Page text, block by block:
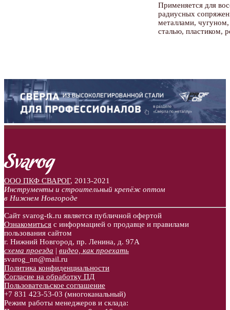
Применяется для
радиусных
металлами,
сталью, пластиком,
ООО ПКФ СВАРОГ, 2013-2021
Инструменты и строительный крепёж оптом
в Нижнем Новгороде
Сайт svarog-tk.ru является публичной офертой
Ознакомиться с информацией о продавце и правилами
пользования сайтом
г. Нижний Новгород, пр. Ленина, д. 97А
схема проезда | видео, как проехать
svarog_nn@mail.ru
Политика конфиденциальности
Согласие на обработку ПД
Пользовательское соглашение
+7 831 423-53-03 (многоканальный)
Режим работы менеджеров и склада: